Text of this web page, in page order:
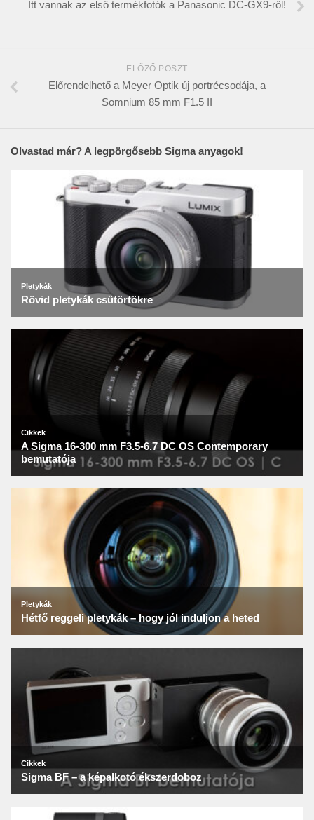
Itt vannak az első termékfotók a Panasonic DC-GX9-ről!
ELŐZŐ POSZT
Előrendelhető a Meyer Optik új portrécsodája, a
Somnium 85 mm F1.5 II
Olvastad már? A legpörgősebb Sigma anyagok!